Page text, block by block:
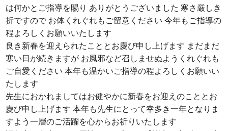
は何かとご指導を賜り ありがとうございました 寒さ厳しき
折ですので お体くれぐれもご留意ください 今年もご指導の
程よろしくお願いいたします
良き新春を迎えられたこととお慶び申し上げます まだまだ
寒い日が続きますが お風邪など召しませぬようくれぐれも
ご自愛ください 本年も温かいご指導の程よろしくお願いい
たします
先生におかれましてはお健やかに新春をお迎えのこととお
慶び申し上げます 本年も先生にとって幸多き一年となりま
すよう一層のご活躍を心からお祈りいたします